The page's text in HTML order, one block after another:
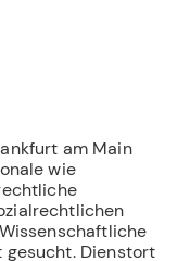
am Main
wie
gesucht. Dienstort